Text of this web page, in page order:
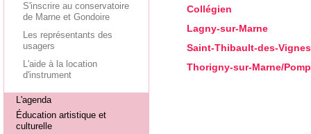
S'inscrire au conservatoire
de Marne et Gondoire
Les représentants des
usagers
L'aide à la location
d'instrument
L'agenda
Éducation artistique et
culturelle
Collégien
Lagny-sur-Marne
Saint-Thibault-des-Vignes
Thorigny-sur-Marne/